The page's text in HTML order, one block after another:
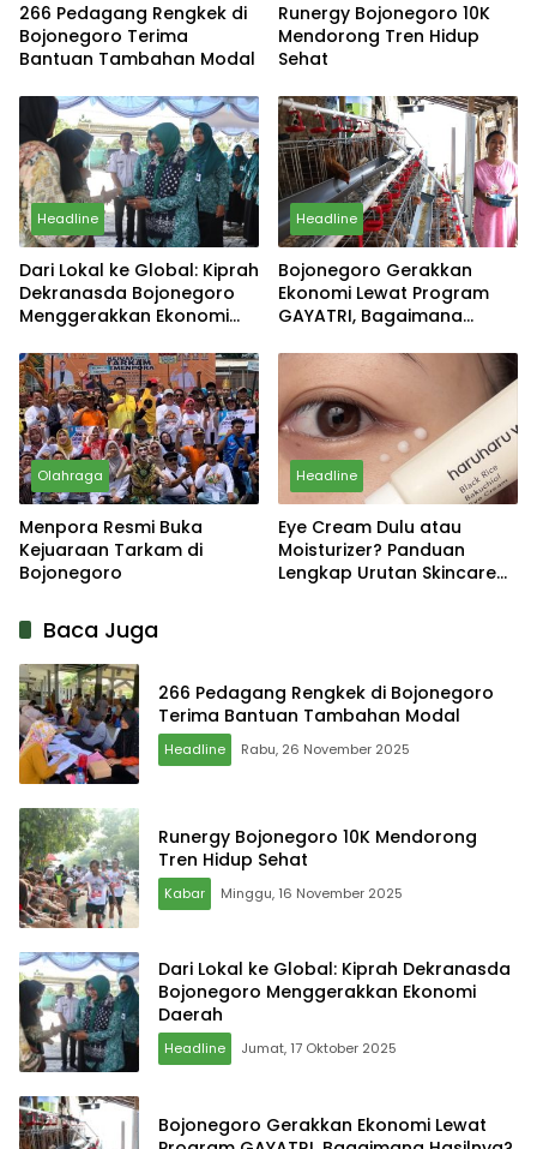
266 Pedagang Rengkek di
Bojonegoro Terima
Bantuan Tambahan Modal
Runergy Bojonegoro 10K
Mendorong Tren Hidup
Sehat
Headline
Dari Lokal ke Global: Kiprah
Dekranasda Bojonegoro
Menggerakkan Ekonomi
Headline
Bojonegoro Gerakkan
Ekonomi Lewat Program
GAYATRI, Bagaimana
Olahraga
Menpora Resmi Buka
Kejuaraan Tarkam di
Bojonegoro
Headline
Eye Cream Dulu atau
Moisturizer? Panduan
Lengkap Urutan Skincare
Baca Juga
266 Pedagang Rengkek di Bojonegoro
Terima Bantuan Tambahan Modal
Headline Rabu, 26 November 2025
Runergy Bojonegoro 10K Mendorong
Tren Hidup Sehat
Kabar Minggu, 16 November 2025
Dari Lokal ke Global: Kiprah Dekranasda
Bojonegoro Menggerakkan Ekonomi
Daerah
Headline Jumat, 17 Oktober 2025
Bojonegoro Gerakkan Ekonomi Lewat